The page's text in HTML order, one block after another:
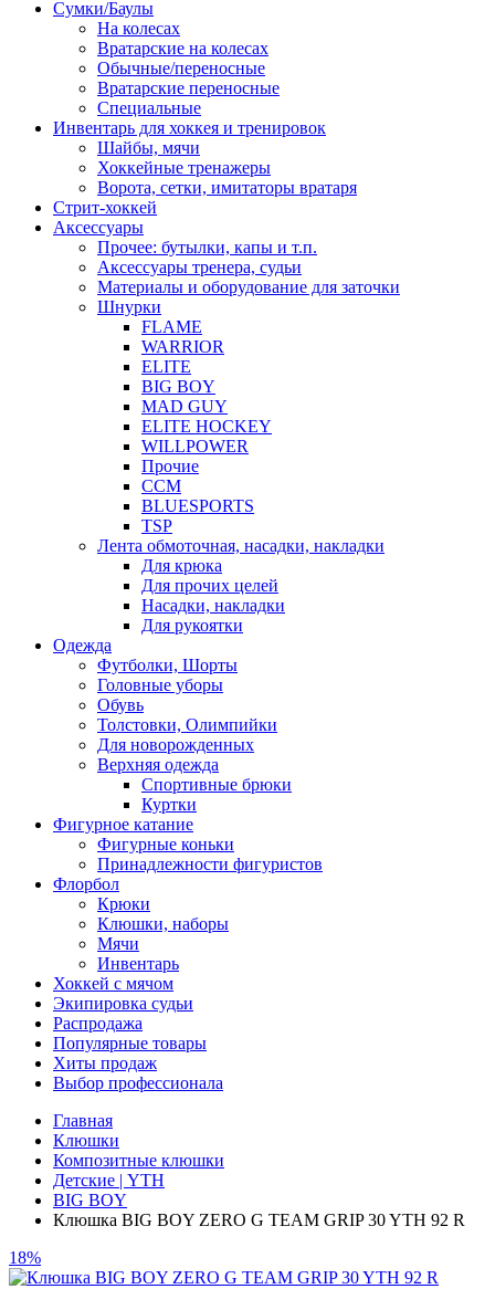
Сумки/Баулы
На колесах
Вратарские на колесах
Обычные/переносные
Вратарские переносные
Специальные
Инвентарь для хоккея и тренировок
Шайбы, мячи
Хоккейные тренажеры
Ворота, сетки, имитаторы вратаря
Стрит-хоккей
Аксессуары
Прочее: бутылки, капы и т.п.
Аксессуары тренера, судьи
Материалы и оборудование для заточки
Шнурки
FLAME
WARRIOR
ELITE
BIG BOY
MAD GUY
ELITE HOCKEY
WILLPOWER
Прочие
CCM
BLUESPORTS
TSP
Лента обмоточная, насадки, накладки
Для крюка
Для прочих целей
Насадки, накладки
Для рукоятки
Одежда
Футболки, Шорты
Головные уборы
Обувь
Толстовки, Олимпийки
Для новорожденных
Верхняя одежда
Спортивные брюки
Куртки
Фигурное катание
Фигурные коньки
Принадлежности фигуристов
Флорбол
Крюки
Клюшки, наборы
Мячи
Инвентарь
Хоккей с мячом
Экипировка судьи
Распродажа
Популярные товары
Хиты продаж
Выбор профессионала
Главная
Клюшки
Композитные клюшки
Детские | YTH
BIG BOY
Клюшка BIG BOY ZERO G TEAM GRIP 30 YTH 92 R
18%